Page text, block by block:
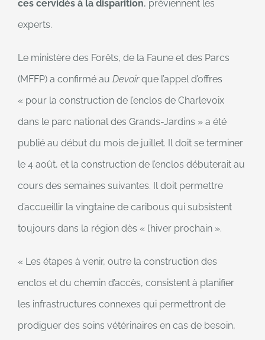
ces cervidés à la disparition, préviennent les
experts.
Le ministère des Forêts, de la Faune et des Parcs
(MFFP) a confirmé au Devoirque l’appel d’offres
« pour la construction de l’enclos de Charlevoix
dans le parc national des Grands-Jardins » a été
publié au début du mois de juillet. Il doit se terminer
le 4 août, et la construction de l’enclos débuterait au
cours des semaines suivantes. Il doit permettre
d’accueillir la vingtaine de caribous qui subsistent
toujours dans la région dès « l’hiver prochain ».
« Les étapes à venir, outre la construction des
enclos et du chemin d’accès, consistent à planifier
les infrastructures connexes qui permettront de
prodiguer des soins vétérinaires en cas de besoin,